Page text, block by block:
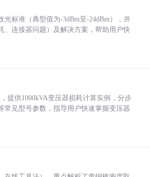
标准（典型值为-3dBm至-24dBm），并
、连接器问题）及解决方案，帮助用户快
提供1000kVA变压器损耗计算实例，分步
常见型号参数，指导用户快速掌握变压器